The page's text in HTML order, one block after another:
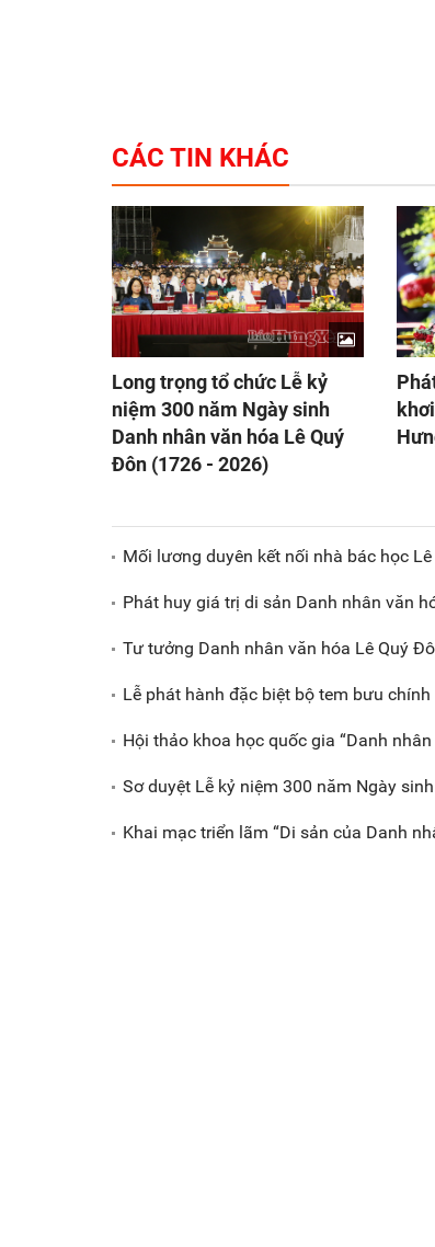
CÁC TIN KHÁC
Long trọng tổ chức Lễ kỷ
niệm 300 năm Ngày sinh
Danh nhân văn hóa Lê Quý
Đôn (1726 - 2026)
Mối lương duyên kết nối nhà bác học
Phát huy giá trị di sản Danh nhân văn
Tư tưởng Danh nhân văn hóa Lê Quý
Lễ phát hành đặc biệt bộ tem bưu
Hội thảo khoa học quốc gia “Danh
Sơ duyệt Lễ kỷ niệm 300 năm Ngày
Khai mạc triển lãm “Di sản của Danh